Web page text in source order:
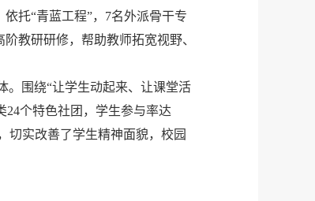
托“青蓝工程”，7名外派骨干专
教研研修，帮助教师拓宽视野、
围绕“让学生动起来、让课堂活
24个特色社团，学生参与率达
切实改善了学生精神面貌，校园